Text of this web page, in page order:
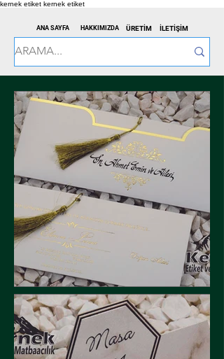
kernek etiket kernek etiket
ÜRETİM
ANA SAYFA HAKKIMIZDA İLETİŞİM